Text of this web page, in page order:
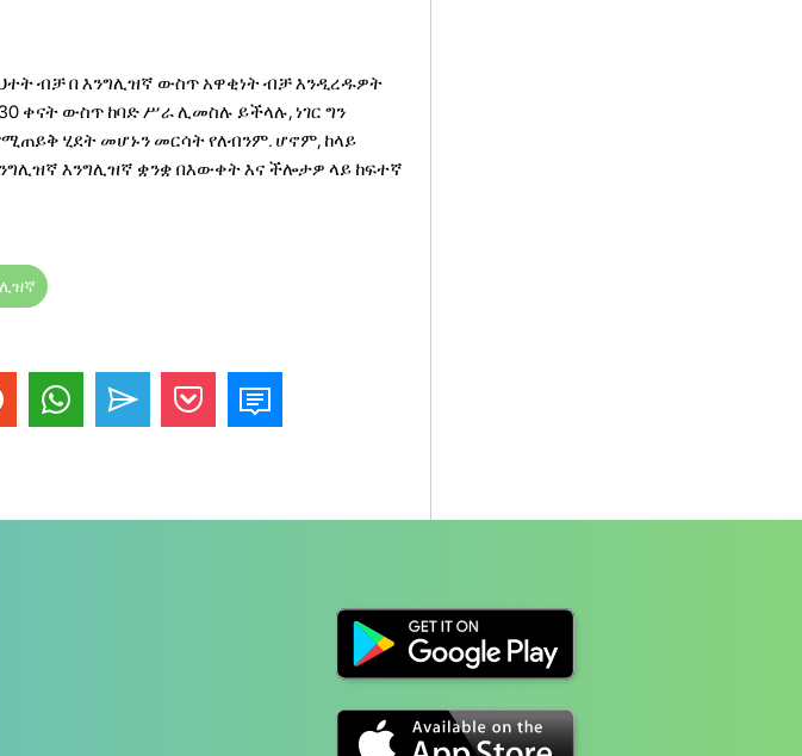
ብቻ በ እንግሊዝኛ ውስጥ አዋቂነት ብቻ እንዲረዱዎት
ቀናት ውስጥ ከባድ ሥራ ሊመስሉ ይችላሉ, ነገር ግን
ሂደት መሆኑን መርሳት የለብንም. ሆኖም, ከላይ
እንግሊዝኛ ቋንቋ በእውቀት እና ችሎታዎ ላይ ከፍተኛ